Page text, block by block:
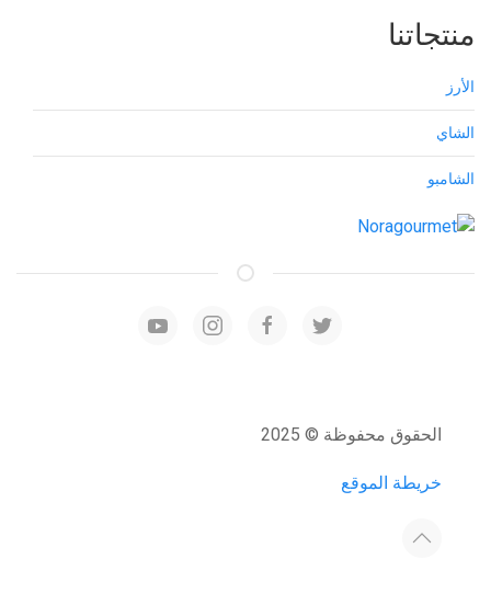
منتجاتنا
الأرز
الشاي
الشامبو
الحقوق محفوظة © 2025
خريطة الموقع